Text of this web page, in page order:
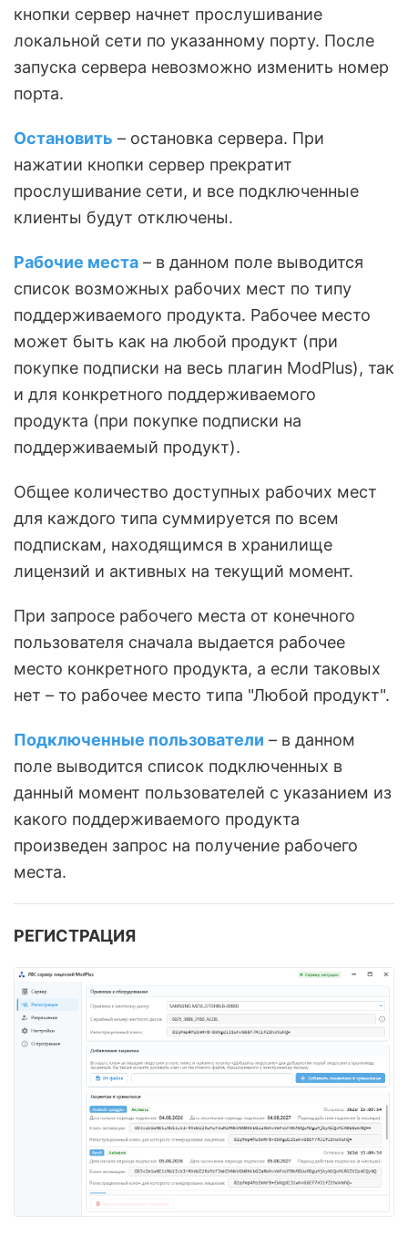
кнопки сервер начнет прослушивание
локальной сети по указанному порту. После
запуска сервера невозможно изменить номер
порта.
Остановить – остановка сервера. При
нажатии кнопки сервер прекратит
прослушивание сети, и все подключенные
клиенты будут отключены.
Рабочие места – в данном поле выводится
список возможных рабочих мест по типу
поддерживаемого продукта. Рабочее место
может быть как на любой продукт (при
покупке подписки на весь плагин ModPlus), так
и для конкретного поддерживаемого
продукта (при покупке подписки на
поддерживаемый продукт).
Общее количество доступных рабочих мест
для каждого типа суммируется по всем
подпискам, находящимся в хранилище
лицензий и активных на текущий момент.
При запросе рабочего места от конечного
пользователя сначала выдается рабочее
место конкретного продукта, а если таковых
нет – то рабочее место типа "Любой продукт".
Подключенные пользователи – в данном
поле выводится список подключенных в
данный момент пользователей с указанием из
какого поддерживаемого продукта
произведен запрос на получение рабочего
места.
РЕГИСТРАЦИЯ